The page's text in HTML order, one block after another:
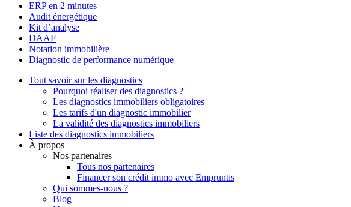
ERP en 2 minutes
Audit énergétique
Kit d’analyse
DAAF
Notation immobilière
Diagnostic de performance numérique
Tout savoir sur les diagnostics
Pourquoi réaliser des diagnostics ?
Les diagnostics immobiliers obligatoires
Les tarifs d'un diagnostic immobilier
La validité des diagnostics immobiliers
Liste des diagnostics immobiliers
À propos
Nos partenaires
Tous nos partenaires
Financer son crédit immo avec Empruntis
Qui sommes-nous ?
Blog